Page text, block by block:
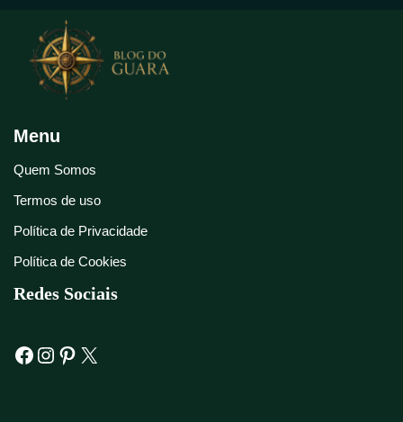
Menu
Quem Somos
Termos de uso
Política de Privacidade
Política de Cookies
Redes Sociais